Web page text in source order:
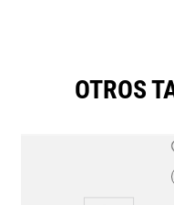
OTROS